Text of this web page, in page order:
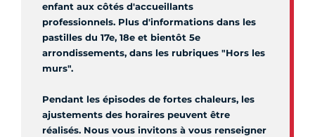
enfant aux côtés d'accueillants
professionnels. Plus d'informations dans les
pastilles du 17e, 18e et bientôt 5e
arrondissements, dans les rubriques "Hors les
murs".
Pendant les épisodes de fortes chaleurs, les
ajustements des horaires peuvent être
réalisés. Nous vous invitons à vous renseigner